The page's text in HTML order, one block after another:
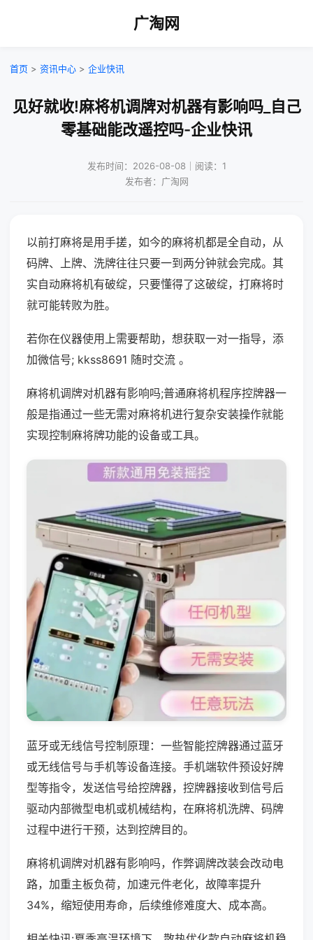
广淘网
首页 > 资讯中心 > 企业快讯
见好就收!麻将机调牌对机器有影响吗_自己
零基础能改遥控吗-企业快讯
发布时间：2026-08-08｜阅读：1
发布者：广淘网
以前打麻将是用手搓，如今的麻将机都是全自动，从
码牌、上牌、洗牌往往只要一到两分钟就会完成。其
实自动麻将机有破绽，只要懂得了这破绽，打麻将时
就可能转败为胜。
若你在仪器使用上需要帮助，想获取一对一指导，添
加微信号; kkss8691 随时交流 。
麻将机调牌对机器有影响吗;普通麻将机程序控牌器一
般是指通过一些无需对麻将机进行复杂安装操作就能
实现控制麻将牌功能的设备或工具。
蓝牙或无线信号控制原理：一些智能控牌器通过蓝牙
或无线信号与手机等设备连接。手机端软件预设好牌
型等指令，发送信号给控牌器，控牌器接收到信号后
驱动内部微型电机或机械结构，在麻将机洗牌、码牌
过程中进行干预，达到控牌目的。
麻将机调牌对机器有影响吗，作弊调牌改装会改动电
路，加重主板负荷，加速元件老化，故障率提升
34%，缩短使用寿命，后续维修难度大、成本高。